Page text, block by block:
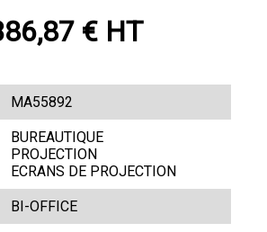
€ HT
MA55892
BUREAUTIQUE
PROJECTION
ECRANS DE PROJECTION
BI-OFFICE